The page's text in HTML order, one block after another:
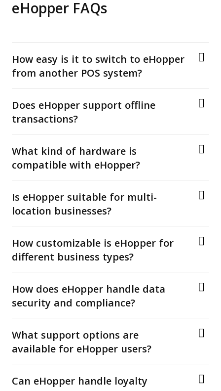
eHopper FAQs
How easy is it to switch to eHopper
from another POS system?
Does eHopper support offline
transactions?
What kind of hardware is
compatible with eHopper?
Is eHopper suitable for multi-
location businesses?
How customizable is eHopper for
different business types?
How does eHopper handle data
security and compliance?
What support options are
available for eHopper users?
Can eHopper handle loyalty